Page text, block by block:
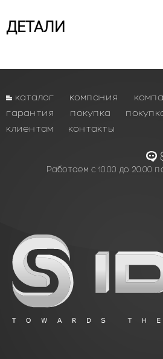
ДЕТАЛИ
каталог компания
гарантия
покупка
клиентам
контакты
Работаем с 10.00 до 20.00